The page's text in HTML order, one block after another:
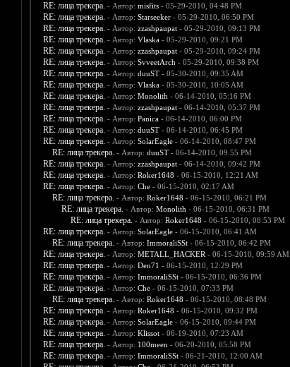
RE: лица трекера. - Автор: misfits- 05-29-2010, 04:48 PM
RE: лица трекера. - Автор: Starseeker- 05-29-2010, 06:50 PM
RE: лица трекера. - Автор: zzashpaupat- 05-29-2010, 09:13 PM
RE: лица трекера. - Автор: Vlaska- 05-29-2010, 09:21 PM
RE: лица трекера. - Автор: zzashpaupat- 05-29-2010, 09:24 PM
RE: лица трекера. - Автор: SvveetArch - 05-29-2010, 09:38 PM
RE: лица трекера. - Автор: duuST- 05-30-2010, 09:35 AM
RE: лица трекера. - Автор: Vlaska- 05-30-2010, 10:05 AM
RE: лица трекера. - Автор: Monolith - 06-14-2010, 05:16 PM
RE: лица трекера. - Автор: zzashpaupat- 06-14-2010, 05:37 PM
RE: лица трекера. - Автор: Panica- 06-14-2010, 06:00 PM
RE: лица трекера. - Автор: duuST- 06-14-2010, 06:45 PM
RE: лица трекера. - Автор: SolarEagle- 06-14-2010, 08:47 PM
RE: лица трекера. - Автор: duuST- 06-14-2010, 09:55 PM
RE: лица трекера. - Автор: zzashpaupat- 06-14-2010, 09:42 PM
RE: лица трекера. - Автор: Roker1648 - 06-15-2010, 12:21 AM
RE: лица трекера. - Автор: Che- 06-15-2010, 02:17 AM
RE: лица трекера. - Автор: Roker1648 - 06-15-2010, 06:21 PM
RE: лица трекера. - Автор: Monolith - 06-15-2010, 06:31 PM
RE: лица трекера. - Автор: Roker1648 - 06-15-2010, 08:53 PM
RE: лица трекера. - Автор: SolarEagle- 06-15-2010, 06:41 AM
RE: лица трекера. - Автор: ImmoraliSSt- 06-15-2010, 06:42 PM
RE: лица трекера. - Автор: METALL_HACKER - 06-15-2010, 09:59 AM
RE: лица трекера. - Автор: Den71 - 06-15-2010, 12:29 PM
RE: лица трекера. - Автор: ImmoraliSSt- 06-15-2010, 06:36 PM
RE: лица трекера. - Автор: Che- 06-15-2010, 07:33 PM
RE: лица трекера. - Автор: Roker1648 - 06-15-2010, 08:48 PM
RE: лица трекера. - Автор: Roker1648 - 06-15-2010, 09:32 PM
RE: лица трекера. - Автор: SolarEagle- 06-15-2010, 09:44 PM
RE: лица трекера. - Автор: Klissot- 06-19-2010, 07:23 AM
RE: лица трекера. - Автор: 100meen - 06-20-2010, 05:58 PM
RE: лица трекера. - Автор: ImmoraliSSt- 06-21-2010, 12:00 AM